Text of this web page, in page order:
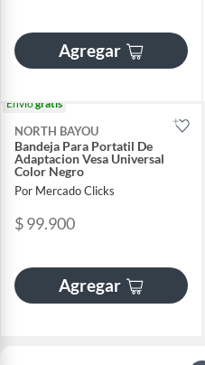
Agregar
Envíogratis
NORTH BAYOU
Bandeja Para Portatil De
Adaptacion Vesa Universal
Color Negro
Por Mercado Clicks
$ 99.900
Agregar